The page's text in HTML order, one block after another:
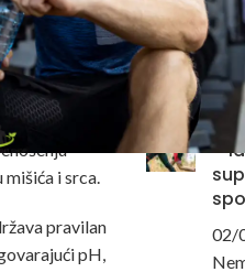
(poput
naboj i
Ovi
u
i srca.
pravilan
pH,
POSLEDNJE
NOVOSTI
–
02/